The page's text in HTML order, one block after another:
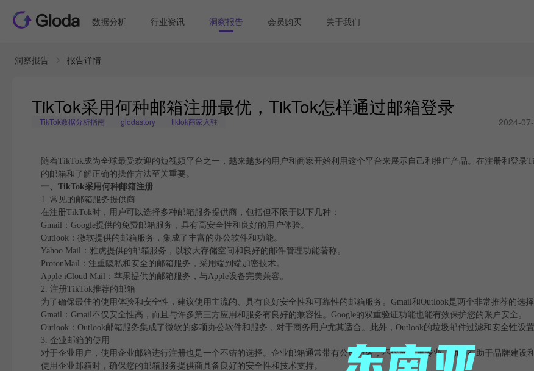
数据分析 行业资讯 洞察报告 会员购买 关于我们
洞察报告 报告详情
TikTok采用何种邮箱注册最优，TikTok怎样通过邮箱登录
TikTok数据分析指南 glodastory tiktok商家入驻 2024-
随着TikTok成为全球最受欢迎的短视频平台之一，越来越多的用户和商家开始利用这个平台来展示自己和推广产品。在注册和登录
的邮箱和了解正确的操作方法至关重要。
一、TikTok采用何种邮箱注册
1. 常见的邮箱服务提供商
在注册TikTok时，用户可以选择多种邮箱服务提供商，包括但不限于以下几种：
Gmail：Google提供的免费邮箱服务，具有高安全性和良好的用户体验。
Outlook：微软提供的邮箱服务，集成了丰富的办公软件和功能。
Yahoo Mail：雅虎提供的邮箱服务，以较大存储空间和良好的邮件管理功能著称。
ProtonMail：注重隐私和安全的邮箱服务，采用端到端加密技术。
Apple iCloud Mail：苹果提供的邮箱服务，与Apple设备完美兼容。
2. 注册TikTok推荐的邮箱
为了确保最佳的使用体验和安全性，建议使用主流的、具有良好安全性和可靠性的邮箱服务。Gmail和Outlook是两个非常推荐的选择
Gmail：Gmail不仅安全性高，而且与许多第三方应用和服务有良好的兼容性。Google的双重验证功能也能有效保护您的账户安全。
Outlook：Outlook邮箱服务集成了微软的多项办公软件和服务，对于商务用户尤其适合。此外，Outlook的垃圾邮件过滤和安全性设置
3. 企业邮箱的使用
对于企业用户，使用企业邮箱进行注册也是一个不错的选择。企业邮箱通常带有公司域名，不仅显得更专业，而且有助于品牌建设
使用企业邮箱时，确保您的邮箱服务提供商具备良好的安全性和技术支持。